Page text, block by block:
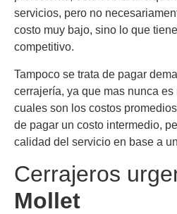
servicios, pero no
costo muy bajo, sino lo que
competitivo.
Tampoco se trata de pagar
cerrajería, ya que mas nunca
cuales son los costos
de pagar un costo intermedio,
calidad del servicio en base a
Cerrajeros
Mollet